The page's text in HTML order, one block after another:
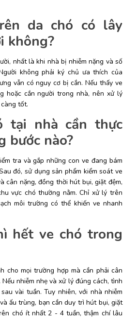
da chó có lây
không?
nhất là khi nhà bị nhiễm nặng và số
không phải ký chủ ưa thích của
vẫn có nguy cơ bị cắn. Nếu thấy ve
hoặc cắn người trong nhà, nên xử lý
tốt.
tại nhà cần thực
bước nào?
tra và gắp những con ve đang bám
đó, sử dụng sản phẩm kiểm soát ve
cân nặng, đồng thời hút bụi, giặt đệm,
vực chó thường nằm. Chỉ xử lý trên
môi trường có thể khiến ve nhanh
hết ve chó trong
cho mọi trường hợp mà cần phải cân
Nếu nhiễm nhẹ và xử lý đúng cách, tình
vài tuần. Tuy nhiên, với nhà nhiễm
ấu trùng, bạn cần duy trì hút bụi, giặt
chó ít nhất 2 - 4 tuần, thậm chí lâu